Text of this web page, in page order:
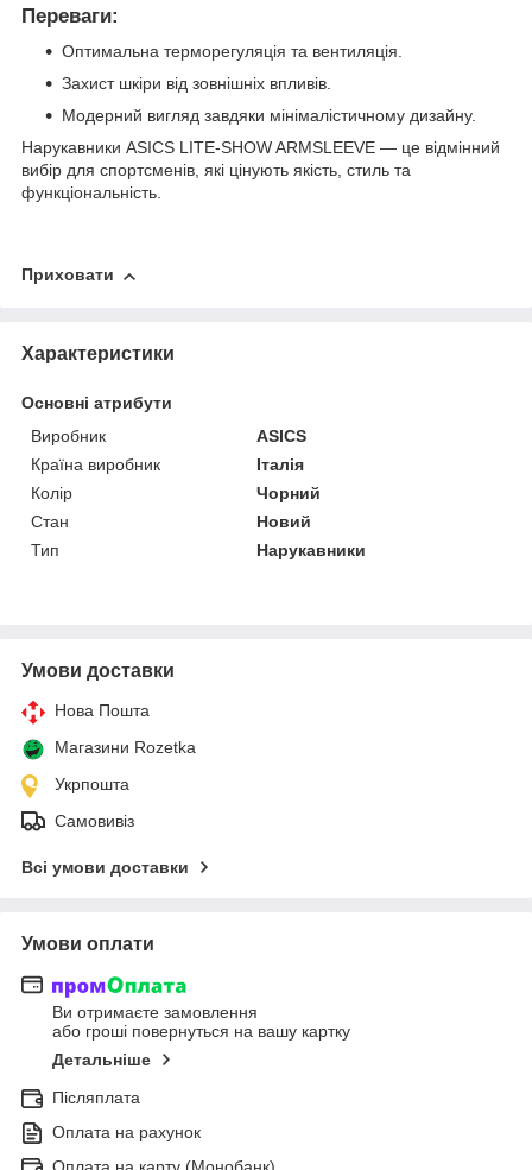
Переваги:
Оптимальна терморегуляція та вентиляція.
Захист шкіри від зовнішніх впливів.
Модерний вигляд завдяки мінімалістичному дизайну.
Нарукавники ASICS LITE-SHOW ARMSLEEVE — це відмінний
вибір для спортсменів, які цінують якість, стиль та
функціональність.
Приховати
Характеристики
Основні атрибути
Виробник
ASICS
Країна виробник
Італія
Колір
Чорний
Стан
Новий
Тип
Нарукавники
Умови доставки
Нова Пошта
Магазини Rozetka
Укрпошта
Самовивіз
Всі умови доставки
Умови оплати
Ви отримаєте замовлення
або гроші повернуться на вашу картку
Детальніше
Післяплата
Оплата на рахунок